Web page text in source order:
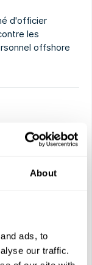
About
ads, to
our traffic.
d'officier
les
offshore
héliportées et